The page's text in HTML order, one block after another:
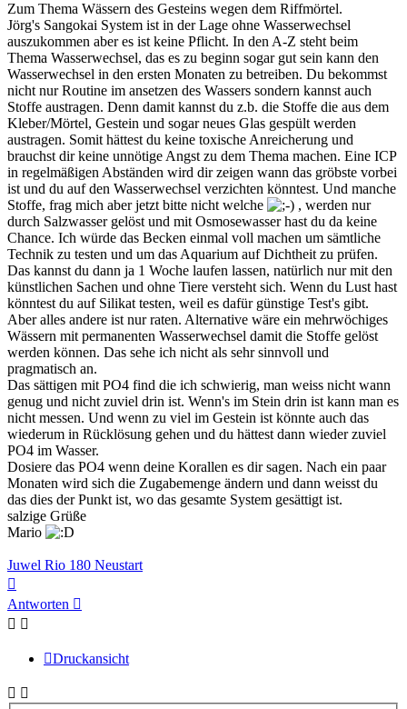
Zum Thema Wässern des Gesteins wegen dem Riffmörtel.
Jörg's Sangokai System ist in der Lage ohne Wasserwechsel
auszukommen aber es ist keine Pflicht. In den A-Z steht beim
Thema Wasserwechsel, das es zu beginn sogar gut sein kann den
Wasserwechsel in den ersten Monaten zu betreiben. Du bekommst
nicht nur Routine im ansetzen des Wassers sondern kannst auch
Stoffe austragen. Denn damit kannst du z.b. die Stoffe die aus dem
Kleber/Mörtel, Gestein und sogar neues Glas gespült werden
austragen. Somit hättest du keine toxische Anreicherung und
brauchst dir keine unnötige Angst zu dem Thema machen. Eine ICP
in regelmäßigen Abständen wird dir zeigen wann das gröbste vorbei
ist und du auf den Wasserwechsel verzichten könntest. Und manche
Stoffe, frag mich aber jetzt bitte nicht welche
, werden nur
durch Salzwasser gelöst und mit Osmosewasser hast du da keine
Chance. Ich würde das Becken einmal voll machen um sämtliche
Technik zu testen und um das Aquarium auf Dichtheit zu prüfen.
Das kannst du dann ja 1 Woche laufen lassen, natürlich nur mit den
künstlichen Sachen und ohne Tiere versteht sich. Wenn du Lust hast
könntest du auf Silikat testen, weil es dafür günstige Test's gibt.
Aber alles andere ist nur raten. Alternative wäre ein mehrwöchiges
Wässern mit permanenten Wasserwechsel damit die Stoffe gelöst
werden können. Das sehe ich nicht als sehr sinnvoll und
pragmatisch an.
Das sättigen mit PO4 find die ich schwierig, man weiss nicht wann
genug und nicht zuviel drin ist. Wenn's im Stein drin ist kann man es
nicht messen. Und wenn zu viel im Gestein ist könnte auch das
wiederum in Rücklösung gehen und du hättest dann wieder zuviel
PO4 im Wasser.
Dosiere das PO4 wenn deine Korallen es dir sagen. Nach ein paar
Monaten wird sich die Zugabemenge ändern und dann weisst du
das dies der Punkt ist, wo das gesamte System gesättigt ist.
salzige Grüße
Mario
Juwel Rio 180 Neustart
oben
Antworten
Druckansicht